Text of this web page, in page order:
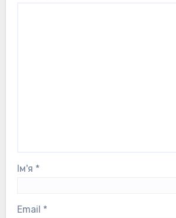
Ім'я *
Email *